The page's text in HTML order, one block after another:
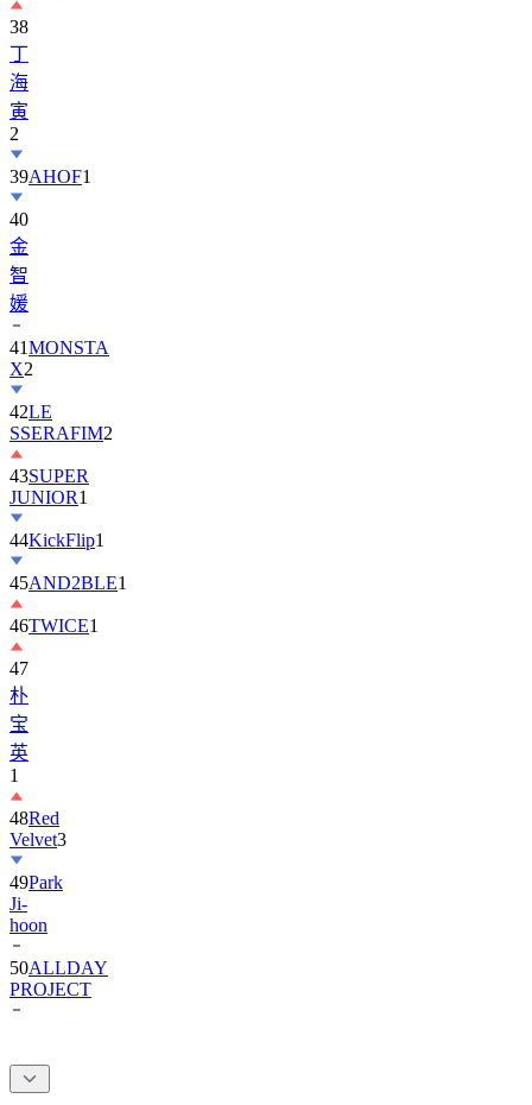
丁
海
寅
2
39
40
金
智
媛
41
X
42LE
SSERAFIM
43SUPER
JUNIOR
44KickFlip
45AND2BLE
46TWICE1
47
朴
宝
英
1
48
Velvet
49Park
Ji-
hoon
50ALLDAY
PROJECT